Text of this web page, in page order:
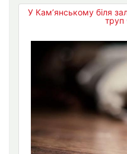
У Кам’янському біля
труп